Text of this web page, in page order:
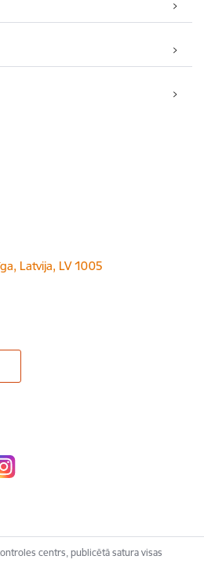
Latvija, LV 1005
centrs, publicētā satura visas